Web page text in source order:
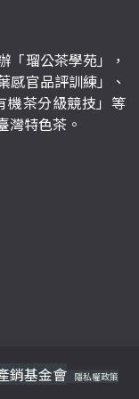
「瑠公茶學苑」，
感官品評訓練」、
機茶分級競技」等
灣特色茶。
銷基金會 隱私權政策